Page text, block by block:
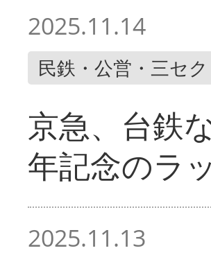
2025.11.14
民鉄・公営・三セク
京急、台鉄
年記念のラ
2025.11.13